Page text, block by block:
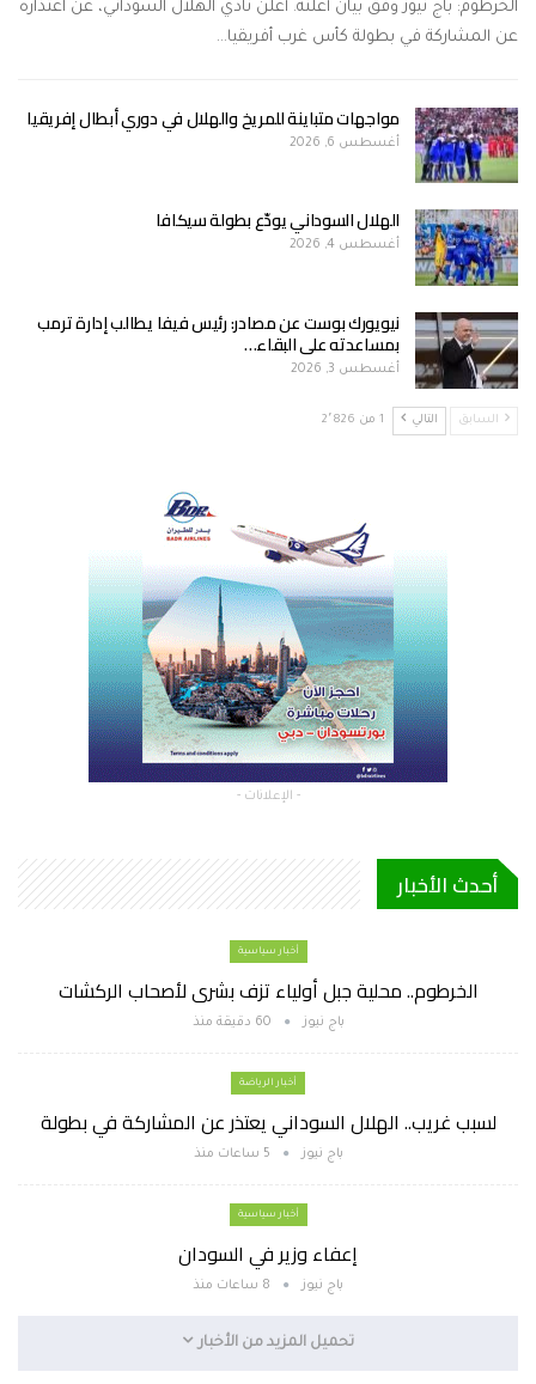
الخرطوم: باج نيوز وفق بيان أعلنه. أعلن نادي الهلال السوداني، عن اعتذاره
عن المشاركة في بطولة كأس غرب أفريقيا…
مواجهات متباينة للمريخ والهلال في دوري أبطال إفريقيا
أغسطس 6, 2026
الهلال السوداني يودّع بطولة سيكافا
أغسطس 4, 2026
نيويورك بوست عن مصادر: رئيس فيفا يطالب إدارة ترمب
بمساعدته على البقاء…
أغسطس 3, 2026
السابق التالي 1 من 2٬826
- الإعلانات -
أحدث الأخبار
أخبار سياسية
الخرطوم.. محلية جبل أولياء تزف بشرى لأصحاب الركشات
باج نيوز 60 دقيقة منذ
أخبار الرياضة
لسبب غريب.. الهلال السوداني يعتذر عن المشاركة في بطولة
باج نيوز 5 ساعات منذ
أخبار سياسية
إعفاء وزير في السودان
باج نيوز 8 ساعات منذ
تحميل المزيد من الأخبار